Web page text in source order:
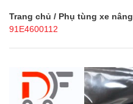
Trang chủ / Phụ tùng xe nâng
91E4600112